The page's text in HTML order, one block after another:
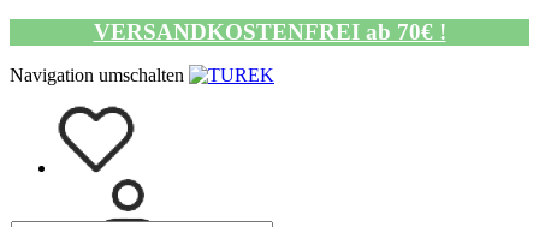
VERSANDKOSTENFREI ab 70€ !
Navigation umschalten